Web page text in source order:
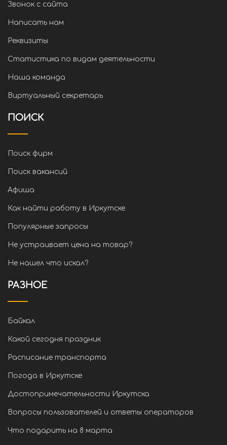
Звонок с сайта
Написать нам
Реквизиты
Статистика по видам деятельности
Наша команда
Виртуальный секретарь
ПОИСК
Поиск фирм
Поиск вакансий
Афиша
Как найти работу в Иркутске
Популярные запросы
Не устраивает цена на товар?
Не нашел что искал?
РАЗНОЕ
Байкал
Какой сегодня праздник
Расписание транспорта
Погода в Иркутске
Достопримечательности Иркутска
Вопросы пользователей и ответы операторов
Что подарить на 8 марта